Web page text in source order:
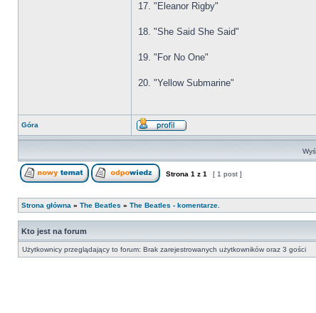
17. "Eleanor Rigby"
18. "She Said She Said"
19. "For No One"
20. "Yellow Submarine"
Góra
Strona 1 z 1 [ 1 post ]
Strona główna » The Beatles » The Beatles - komentarze.
Kto jest na forum
Użytkownicy przeglądający to forum: Brak zarejestrowanych użytkowników oraz 3 gości